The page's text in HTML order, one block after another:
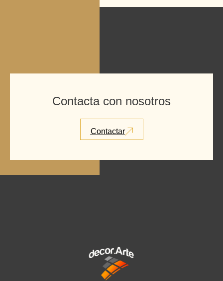
Contacta con nosotros
Contactar